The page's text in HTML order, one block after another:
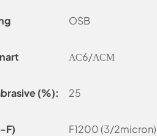
OSB
АС6/АСМ
(%): 25
F) F1200 (3/